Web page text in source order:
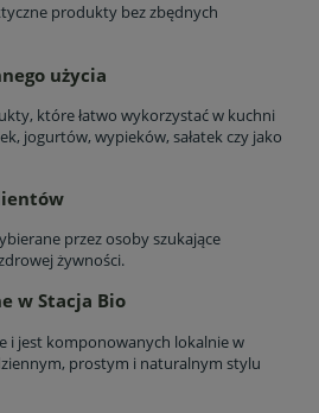
produkty bez zbędnych
użycia
które łatwo wykorzystać w kuchni
jogurtów, wypieków, sałatek czy jako
przez osoby szukające
żywności.
w Stacja Bio
i jest komponowanych lokalnie w
prostym i naturalnym stylu